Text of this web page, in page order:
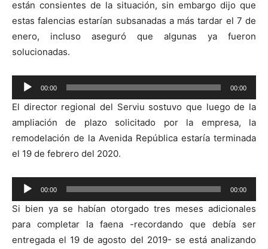
están consientes de la situación, sin embargo dijo que
estas falencias estarían subsanadas a más tardar el 7 de
enero, incluso aseguró que algunas ya fueron
solucionadas.
Reproductor
de
audio
00:00 00:00
El director regional del Serviu sostuvo que luego de la
ampliación de plazo solicitado por la empresa, la
remodelación de la Avenida República estaría terminada
el 19 de febrero del 2020.
Reproductor
de
audio
00:00 00:00
Si bien ya se habían otorgado tres meses adicionales
para completar la faena -recordando que debía ser
entregada el 19 de agosto del 2019- se está analizando